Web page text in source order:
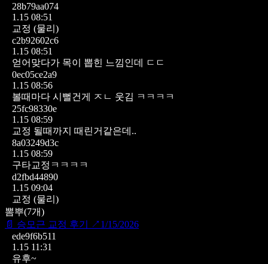
28b79aa074
1.15 08:51
교정 (물리)
c2b92602c6
1.15 08:51
얻어맞다가 목이 뽑힌 느낌인데 ㄷㄷ
0ec05ce2a9
1.15 08:56
볼때마다 시뻘건게 ㅈㄴ 웃김 ㅋㅋㅋㅋ
25fc98330e
1.15 08:59
교정 될때까지 때린거같은데..
8a03249d3c
1.15 08:59
구타교정ㅋㅋㅋㅋ
d2fbd44890
1.15 09:04
교정 (물리)
뽐뿌(7개)
📄 승모근 교정 후기 ↗ 1/15/2026
ede9f6b511
1.15 11:31
유후~